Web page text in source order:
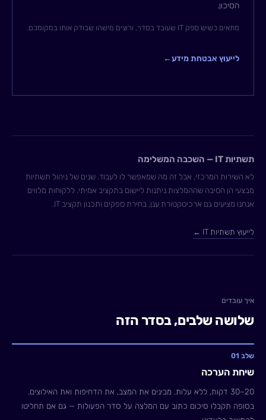
הסיכון.
מתאים כשיש ספק IT שעובד בסדר, ורוצים מישהו שבודק אותו במקומכם.
לייעוץ אבטחת מידע←
תשתיות IT — השכבה המשלימה
לא השירות המרכזי, אבל זה מה שמאפשר לו לעבוד. שנים של ניהול תשתיות
מבצעי הן הסיבה שההמלצות ניתנות ליישום בתקציב אמיתי. ללקוחות מלווים
אנחנו מציעים גם ארכיטקטורת ענן, בחירת ספקים ותכנון תקציב IT.
לייעוץ תשתיות IT ←
איך עובדים
שלושה שלבים, בסדר הזה
שלב 01
שיחת הערכה
20–30 דקות, ללא עלות. מבינים את המצב, את הדחיפות ואת האילוצים.
בסופה תקבלו סיכום כתוב עם המלצה על סדר הפעולות — גם אם תחליטו